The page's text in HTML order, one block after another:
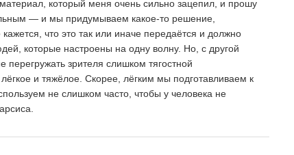
который меня очень сильно зацепил, и прошу
— и мы придумываем какое-то решение,
что это так или иначе передаётся и должно
которые настроены на одну волну. Но, с другой
зрителя слишком тягостной
и тяжёлое. Скорее, лёгким мы подготавливаем к
не слишком часто, чтобы у человека не